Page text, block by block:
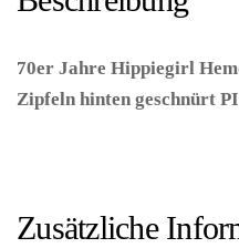
70er Jahre Hippiegirl
Zipfeln hinten geschnürt
Zusätzliche